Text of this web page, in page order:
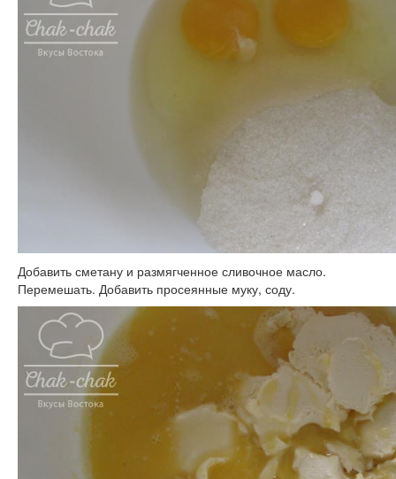
Добавить сметану и размягченное сливочное масло.
Перемешать. Добавить просеянные муку, соду.